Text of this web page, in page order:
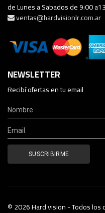
de Lunes a Sabados de 9:00
ventas@hardvisionlr.com.ar
NEWSLETTER
Recibí ofertas en tu email
© 2026 Hard vision - Todos los